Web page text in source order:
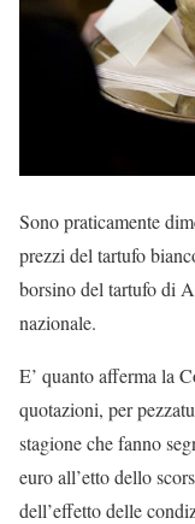
Sono praticamente
prezzi del tartufo
borsino del tartufo di
nazionale.
E’ quanto afferma la
quotazioni, per
stagione che fanno
euro all’etto dello
dell’effetto delle